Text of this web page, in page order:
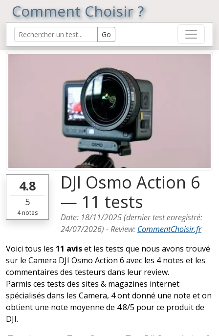
Comment Choisir ?
4.8
5
4notes
DJI Osmo Action 6
— 11 tests
Date: 18/11/2025(dernier test enregistré:
24/07/2026) -Review: CommentChoisir.fr
Voici tous les 11 aviset les tests que nous avons trouvé
sur le Camera DJI Osmo Action 6 avec les 4 notes et les
commentaires des testeurs dans leur review.
Parmis ces tests des sites & magazines internet
spécialisés dans les Camera, 4 ont donné une note et on
obtient une note moyenne de 4.8/5 pour ce produit de
DJI.